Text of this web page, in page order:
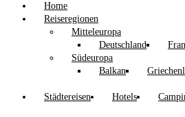
Home
Reiseregionen
Mitteleuropa
Deutschland
Südeuropa
Balkan
Städtereisen
Hotels